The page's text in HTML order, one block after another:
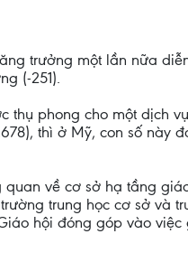
trưởng một lần nữa
(-251).
phong cho một dịch
thì ở Mỹ, con số này
về cơ sở hạ tầng
trung học cơ sở và
hội đóng góp vào